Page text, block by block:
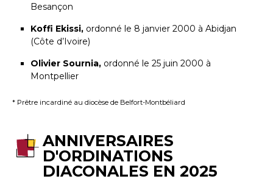
Besançon
Koffi Ekissi, ordonné le 8 janvier 2000 à Abidjan
(Côte d’Ivoire)
Olivier Sournia, ordonné le 25 juin 2000 à
Montpellier
* Prêtre incardiné au diocèse de Belfort-Montbéliard
ANNIVERSAIRES
D'ORDINATIONS
DIACONALES EN 2025